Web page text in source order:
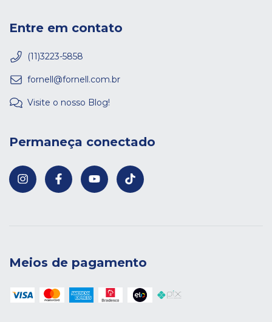
Entre em contato
(11)3223-5858
fornell@fornell.com.br
Visite o nosso Blog!
Permaneça conectado
Meios de pagamento